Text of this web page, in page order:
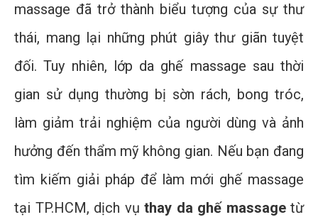
massage đã trở thành biểu tượng của sự thư
thái, mang lại những phút giây thư giãn tuyệt
đối. Tuy nhiên, lớp da ghế massage sau thời
gian sử dụng thường bị sờn rách, bong tróc,
làm giảm trải nghiệm của người dùng và ảnh
hưởng đến thẩm mỹ không gian. Nếu bạn đang
tìm kiếm giải pháp để làm mới ghế massage
tại TP.HCM, dịch vụ thay da ghế massagetừ